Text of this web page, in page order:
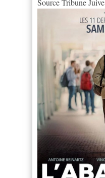
Source Tribune Juive